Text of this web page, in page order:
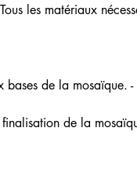
les matériaux